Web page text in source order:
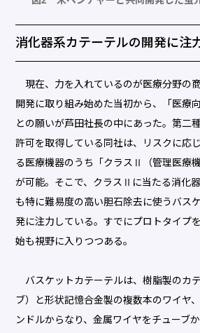
消化器系カテーテルの開発に注
現在、力を入れているのが医療分野の
開発に取り組み始めた当初から、「医療
との願いが芦田社長の中にあった。第二
許可を取得している同社は、リスクに応
る医療機器のうち「クラスⅡ（管理医療
が可能。そこで、クラスⅡに当たる消化
も特に難易度の高い胆石除去に使うバス
発に注力している。すでにプロトタイプ
始も視野に入りつつある。
バスケットカテーテルは、樹脂製のカ
ブ）と形状記憶合金製の複数本のワイヤ
ンドルからなり、金属ワイヤをチューブ